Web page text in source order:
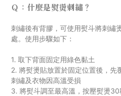
Ｑ：什麼是熨燙刺繡？
刺繡後有背膠，可使用熨斗將刺繡
處。使用步驟如下：
1. 取下背面固定用綠色黏土
2. 將熨燙貼放置於固定位置後，先
刺繡及衣物因高溫受損
3. 將熨斗調至最高溫，按壓熨燙